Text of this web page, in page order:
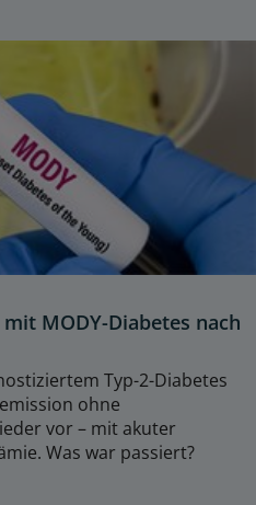
MODY-Diabetes nach
Typ-2-Diabetes
ohne
vor – mit akuter
Was war passiert?